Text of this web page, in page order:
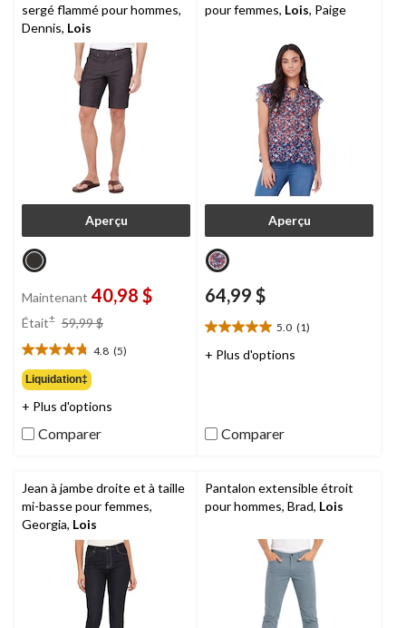
sergé flammé pour hommes,
Dennis, Lois
Aperçu
Maintenant 40,98 $
Était± 59,99 $
59,99 $
4.8 (5)
4.8
étoile(s)
sur
5.
5
évaluations
Liquidation‡
+ Plus d'options
Comparer
pour femmes, Lois, Paige
Aperçu
64,99 $
5.0 (1)
5.0
étoile(s)
+ Plus d'options
Comparer
Jean à jambe droite et à taille
mi-basse pour femmes,
Georgia, Lois
Pantalon extensible étroit
pour hommes, Brad, Lois